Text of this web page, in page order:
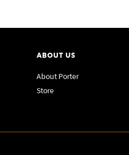
ABOUT US
About Porter
Store